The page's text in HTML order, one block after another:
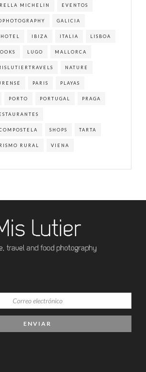
MICHELIN EVENTOS
GALICIA
HOTEL IBIZA ITALIA LISBOA
LUGO MALLORCA
NATURE
PARIS PLAYAS
PORTO PORTUGAL PRAGA
SHOPS TARTA
RURAL VIENA